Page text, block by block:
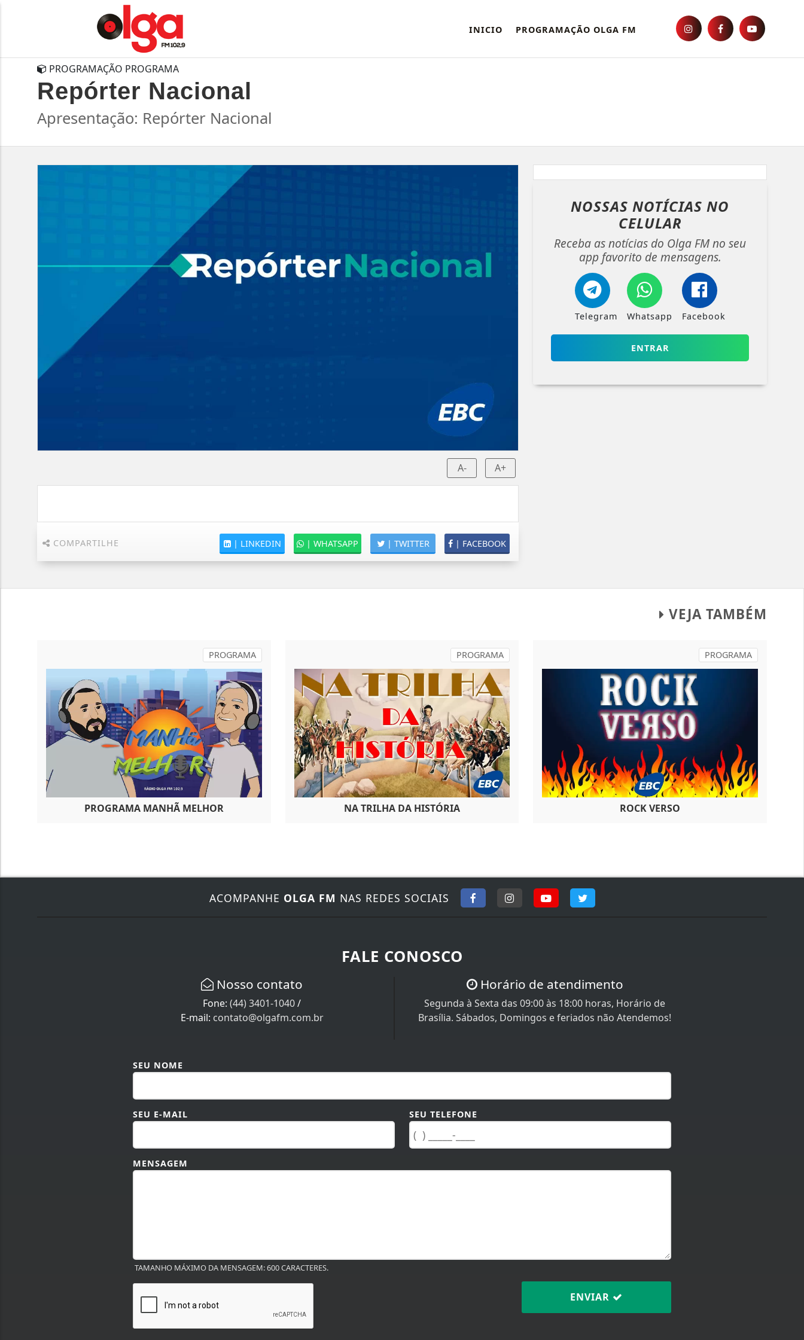
INICIO PROGRAMAÇÃO OLGA FM
PROGRAMAÇÃO PROGRAMA
Repórter Nacional
Apresentação: Repórter Nacional
A- A+
COMPARTILHE | FACEBOOK
| TWITTER
| WHATSAPP
| LINKEDIN
NOSSAS NOTÍCIASNO
CELULAR
Receba as notícias do Olga FM no seu
app favorito de mensagens.
Telegram Whatsapp Facebook
ENTRAR
VEJA TAMBÉM
PROGRAMA
PROGRAMA MANHÃ MELHOR
PROGRAMA
NA TRILHA DA HISTÓRIA
PROGRAMA
ROCK VERSO
ACOMPANHE OLGA FM NAS REDES SOCIAIS
FALE CONOSCO
Nosso contato
Fone:(44) 3401-1040/
E-mail: contato@olgafm.com.br
Horário de atendimento
Segunda à Sexta das 09:00 às 18:00 horas, Horário de
Brasília. Sábados, Domingos e feriados não Atendemos!
SEU NOME
SEU E-MAIL SEU TELEFONE
MENSAGEM
TAMANHO MÁXIMO DA MENSAGEM: 600 CARACTERES.
ENVIAR